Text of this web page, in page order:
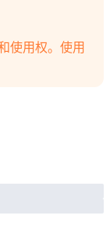
使用权。使用